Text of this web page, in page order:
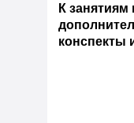
К занятиям
конспекты